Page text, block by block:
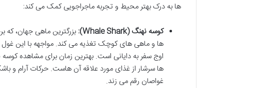
ها به درک بهتر محیط و تجربه ماجراجویی کمک می کند:
کوسه نهنگ (Whale Shark):
بزرگترین ماهی جهان، که
اوج سفر به دایانی است. بهترین زمان برای مشاهده کوسه
ها سرشار از غذای مورد علاقه آن هاست. حرکات آرام و
غواصان رقم می زند.